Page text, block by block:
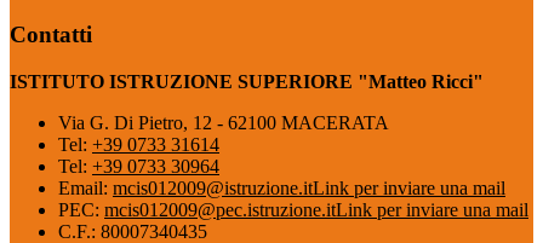
Contatti
ISTITUTO ISTRUZIONE SUPERIORE "Matteo Ricci"
Via G. Di Pietro, 12 - 62100 MACERATA
Tel: +39 0733 31614
Tel: +39 0733 30964
Email: mcis012009@istruzione.itLink per inviare una mail
PEC: mcis012009@pec.istruzione.itLink per inviare una mail
C.F.: 80007340435